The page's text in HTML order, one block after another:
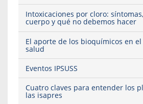
Intoxicaciones por cloro:
cuerpo y qué no debemos hacer
El aporte de los bioquímicos en
salud
Eventos IPSUSS
Cuatro claves para entender los
las isapres